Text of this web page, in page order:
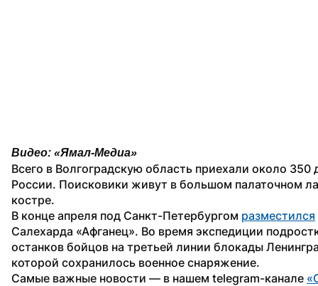
Видео: «Ямал-Медиа»
Всего в Волгоградскую область приехали около 350
России. Поисковики живут в большом палаточном
костре.
В конце апреля под Санкт-Петербургом разместился
Салехарда «Афганец». Во время экспедиции
останков бойцов на третьей линии блокады
которой сохранилось военное снаряжение.
Самые важные новости — в нашем telegram-канале